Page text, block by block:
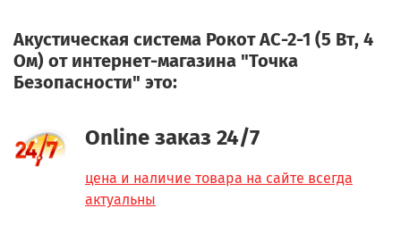
Акустическая система Рокот АС-2-1 (5 Вт, 4
Ом) от интернет-магазина "Точка
Безопасности" это:
Online заказ 24/7
цена и наличие товара на сайте всегда
актуальны